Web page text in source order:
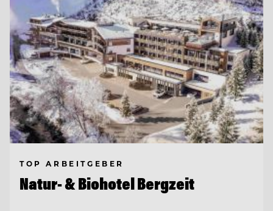
TOP ARBEITGEBER
Natur- & Biohotel Bergzeit